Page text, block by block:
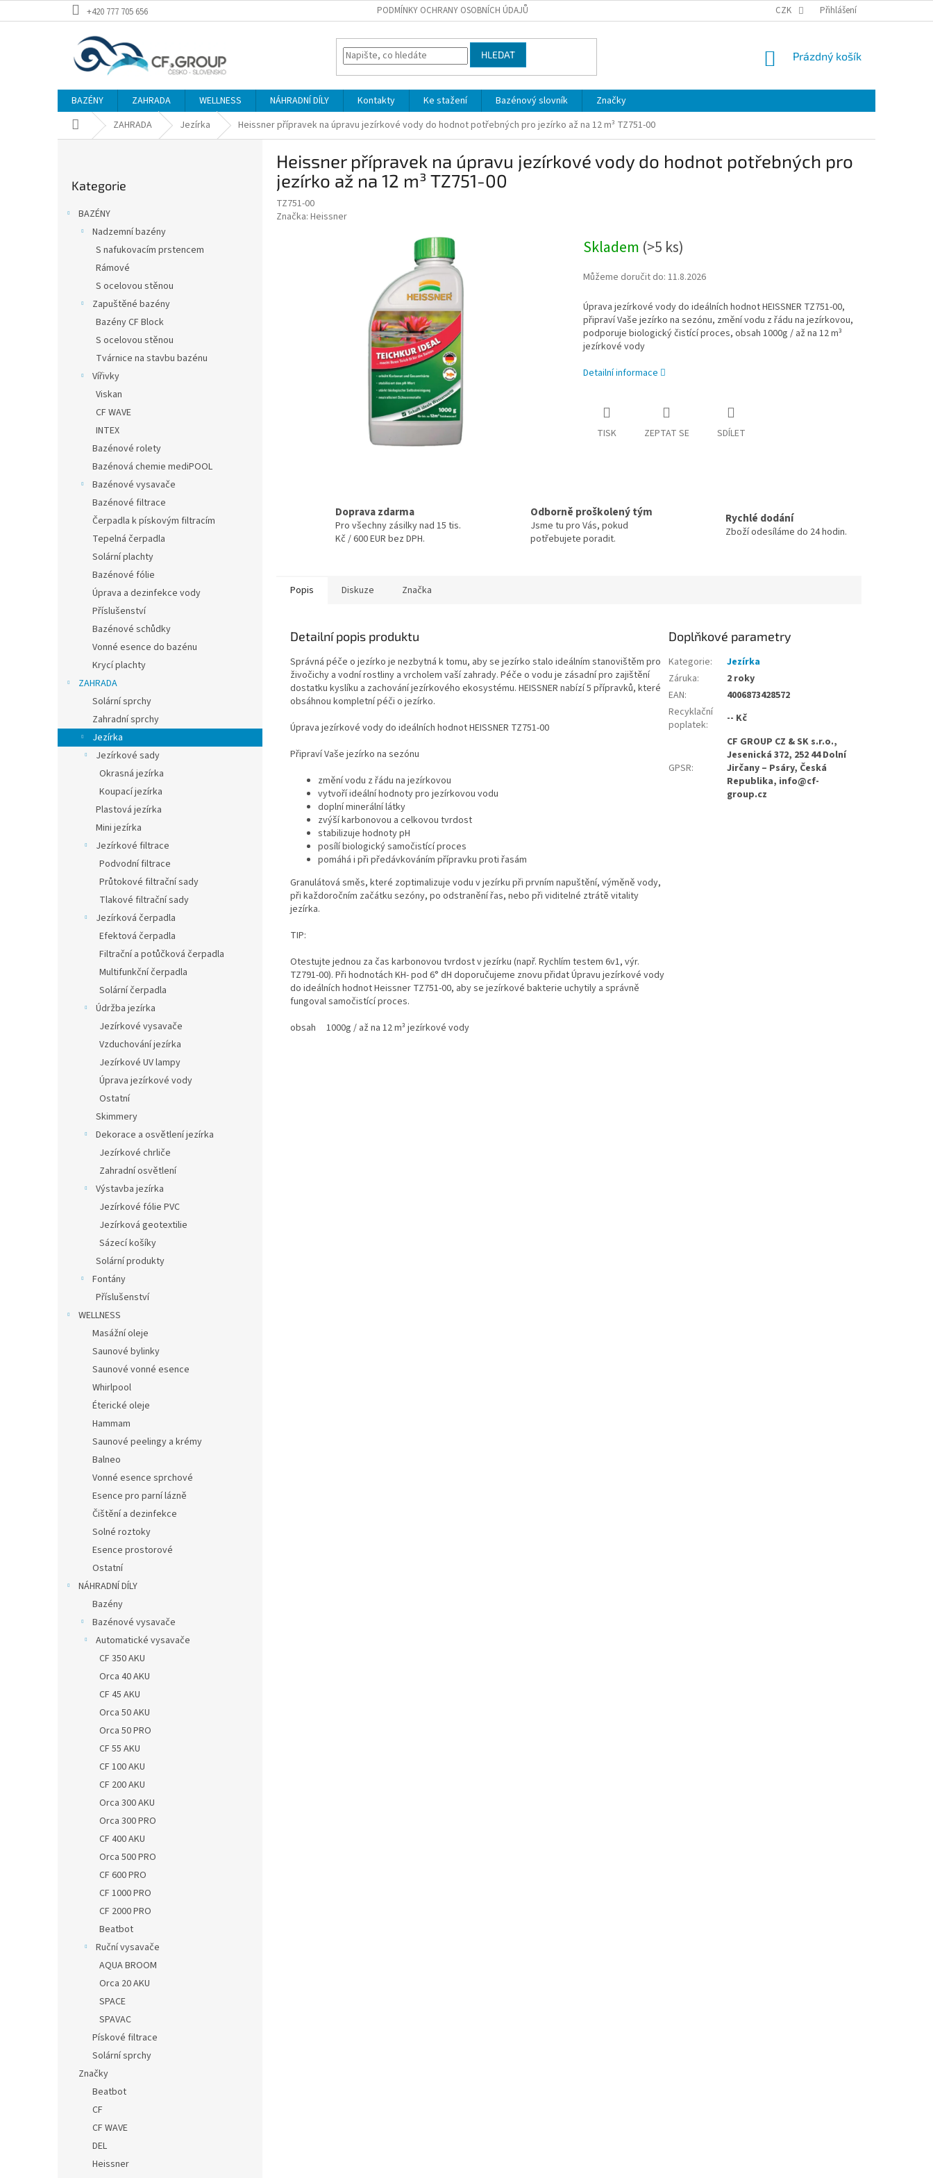
na
+420 777 705 656 PODMÍNKY OCHRANY OSOBNÍCH ÚDAJŮ CZK Přihlášení
HLEDAT
NÁKUPNÍ
Prázdný košík
BAZÉNY ZAHRADA WELLNESS NÁHRADNÍ DÍLY Kontakty Ke stažení Bazénový slovník
Značky
Domů ZAHRADA Jezírka Heissner přípravek na úpravu jezírkové vody do hodnot potřebných pro jezírko až na 12 m³ TZ751-00
kategorie
Kategorie
BAZÉNY
Nadzemní bazény
S nafukovacím prstencem
Rámové
S ocelovou stěnou
Zapuštěné bazény
Bazény CF Block
S ocelovou stěnou
Tvárnice na stavbu bazénu
Vířivky
Viskan
CF WAVE
INTEX
Bazénové rolety
Bazénová chemie mediPOOL
Bazénové vysavače
Bazénové filtrace
Čerpadla k pískovým filtracím
Tepelná čerpadla
Solární plachty
Bazénové fólie
Úprava a dezinfekce vody
Příslušenství
Bazénové schůdky
Vonné esence do bazénu
Krycí plachty
ZAHRADA
Solární sprchy
Zahradní sprchy
Jezírka
Jezírkové sady
Okrasná jezírka
Koupací jezírka
Plastová jezírka
Mini jezírka
Jezírkové filtrace
Podvodní filtrace
Průtokové filtrační sady
Tlakové filtrační sady
Jezírková čerpadla
Efektová čerpadla
Filtrační a potůčková čerpadla
Multifunkční čerpadla
Solární čerpadla
Údržba jezírka
Jezírkové vysavače
Vzduchování jezírka
Jezírkové UV lampy
Úprava jezírkové vody
Ostatní
Skimmery
Dekorace a osvětlení jezírka
Jezírkové chrliče
Zahradní osvětlení
Výstavba jezírka
Jezírkové fólie PVC
Jezírková geotextilie
Sázecí košíky
Solární produkty
Fontány
Příslušenství
WELLNESS
Masážní oleje
Saunové bylinky
Saunové vonné esence
Whirlpool
Éterické oleje
Hammam
Saunové peelingy a krémy
Balneo
Vonné esence sprchové
Esence pro parní lázně
Čištění a dezinfekce
Solné roztoky
Esence prostorové
Ostatní
NÁHRADNÍ DÍLY
Bazény
Bazénové vysavače
Automatické vysavače
CF 350 AKU
Orca 40 AKU
CF 45 AKU
Orca 50 AKU
Orca 50 PRO
CF 55 AKU
CF 100 AKU
CF 200 AKU
Orca 300 AKU
Orca 300 PRO
CF 400 AKU
Orca 500 PRO
CF 600 PRO
CF 1000 PRO
CF 2000 PRO
Beatbot
Ruční vysavače
AQUA BROOM
Orca 20 AKU
SPACE
SPAVAC
Pískové filtrace
Solární sprchy
Značky
Beatbot
CF
CF WAVE
DEL
Heissner
Heissner přípravek na úpravu jezírkové vody do hodnot potřebných pro
jezírko až na 12 m³ TZ751-00
TZ751-00
Značka: Heissner
Skladem (>5 ks)
Můžeme doručit do: 11.8.2026
Úprava jezírkové vody do ideálních hodnot HEISSNER TZ751-00,
připraví Vaše jezírko na sezónu, změní vodu z řádu na jezírkovou,
podporuje biologický čistící proces, obsah 1000g / až na 12 m³
jezírkové vody
Detailní informace
TISK ZEPTAT SE SDÍLET
Doprava zdarma
Pro všechny zásilky nad 15 tis.
Kč / 600 EUR bez DPH.
Odborně proškolený tým
Jsme tu pro Vás, pokud
potřebujete poradit.
Rychlé dodání
Zboží odesíláme do 24 hodin.
Popis Diskuze Značka
Detailní popis produktu
Správná péče o jezírko je nezbytná k tomu, aby se jezírko stalo ideálním stanovištěm pro
živočichy a vodní rostliny a vrcholem vaší zahrady. Péče o vodu je zásadní pro zajištění
dostatku kyslíku a zachování jezírkového ekosystému. HEISSNER nabízí 5 přípravků, které
obsáhnou kompletní péči o jezírko.
Úprava jezírkové vody do ideálních hodnot HEISSNER TZ751-00
Připraví Vaše jezírko na sezónu
změní vodu z řádu na jezírkovou
vytvoří ideální hodnoty pro jezírkovou vodu
doplní minerální látky
zvýší karbonovou a celkovou tvrdost
stabilizuje hodnoty pH
posílí biologický samočistící proces
pomáhá i při předávkováním přípravku proti řasám
Granulátová směs, které zoptimalizuje vodu v jezírku při prvním napuštění, výměně vody,
při každoročním začátku sezóny, po odstranění řas, nebo při viditelné ztrátě vitality
jezírka.
TIP:
Otestujte jednou za čas karbonovou tvrdost v jezírku (např. Rychlím testem 6v1, výr.
TZ791-00). Při hodnotách KH- pod 6° dH doporučujeme znovu přidat Úpravu jezírkové vody
do ideálních hodnot Heissner TZ751-00, aby se jezírkové bakterie uchytily a správně
fungoval samočistící proces.
obsah 1000g / až na 12 m³ jezírkové vody
Doplňkové parametry
Kategorie:
Jezírka
Záruka:
2 roky
EAN:
4006873428572
Recyklační
poplatek: -- Kč
GPSR:
CF GROUP CZ & SK s.r.o.,
Jesenická 372, 252 44 Dolní
Jirčany – Psáry, Česká
Republika, info@cf-
group.cz